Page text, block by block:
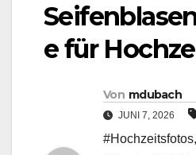
e für
Von mdubach
JUNI 7, 2026
#Hochzeitsfotos,